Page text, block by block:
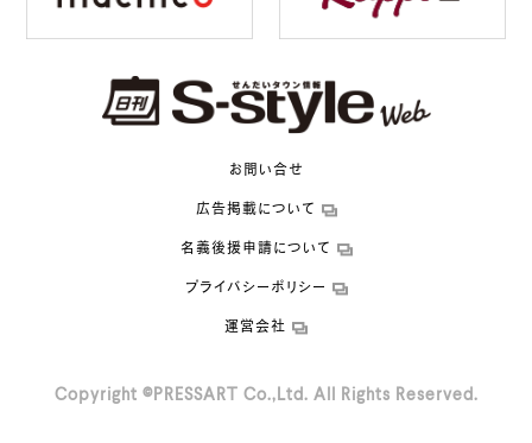
お問い合せ
広告掲載について
名義後援申請について
プライバシーポリシー
運営会社
Copyright ©PRESSART Co.,Ltd. All Rights Reserved.